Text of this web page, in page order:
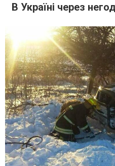
В Україні через